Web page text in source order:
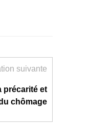
suivante
précarité et
chômage